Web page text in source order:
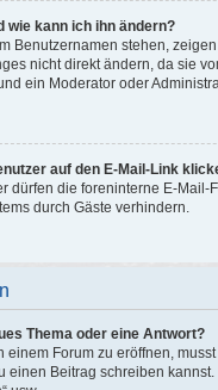
wie kann ich ihn ändern?
Benutzernamen stehen,
nicht direkt ändern, da sie
ein Moderator oder
auf den E-Mail-Link
dürfen die foreninterne E-
durch Gäste verhindern.
Thema oder eine Antwort?
einem Forum zu eröffnen,
einen Beitrag schreiben